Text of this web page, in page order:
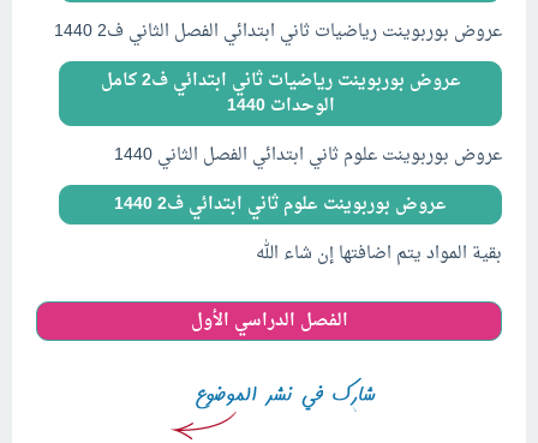
عروض بوربوينت رياضيات ثاني ابتدائي الفصل الثاني ف2 1440
عروض بوربوينت رياضيات ثاني ابتدائي ف2 كامل
الوحدات 1440
عروض بوربوينت علوم ثاني ابتدائي الفصل الثاني 1440
عروض بوربوينت علوم ثاني ابتدائي ف2 1440
بقية المواد يتم اضافتها إن شاء الله
الفصل الدراسي الأول